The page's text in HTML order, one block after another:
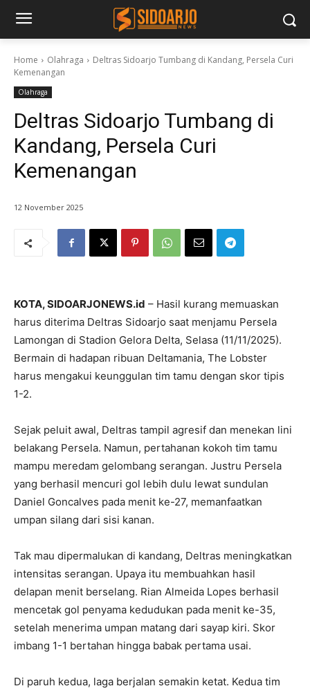
Home Olahraga
Deltras Sidoarjo Tumbang di Kandang, Persela Curi
Kemenangan
Olahraga
Deltras Sidoarjo Tumbang di
Kandang, Persela Curi
Kemenangan
12 November 2025
KOTA, SIDOARJONEWS.id – Hasil kurang memuaskan
harus diterima Deltras Sidoarjo saat menjamu Persela
Lamongan di Stadion Gelora Delta, Selasa (11/11/2025).
Bermain di hadapan ribuan Deltamania, The Lobster
harus mengakui keunggulan tim tamu dengan skor tipis
1-2.
Sejak peluit awal, Deltras tampil agresif dan menekan lini
belakang Persela. Namun, pertahanan kokoh tim tamu
mampu meredam gelombang serangan. Justru Persela
yang berhasil mencuri gol lebih dulu lewat sundulan
Daniel Goncalves pada menit ke-27, memanfaatkan
umpan silang dari sisi kanan.
Tak mau dipermalukan di kandang, Deltras meningkatkan
intensitas serangan. Upaya itu membuahkan hasil
delapan menit berselang. Rian Almeida Lopes berhasil
mencetak gol penyama kedudukan pada menit ke-35,
setelah menerima umpan matang dari sayap kiri. Skor
imbang 1-1 bertahan hingga babak pertama usai.
Di paruh kedua, laga berjalan semakin ketat. Kedua tim